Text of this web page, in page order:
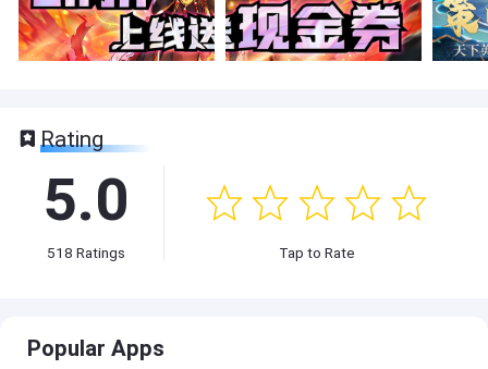
Rating
5.0
518 Ratings Tap to Rate
Popular Apps